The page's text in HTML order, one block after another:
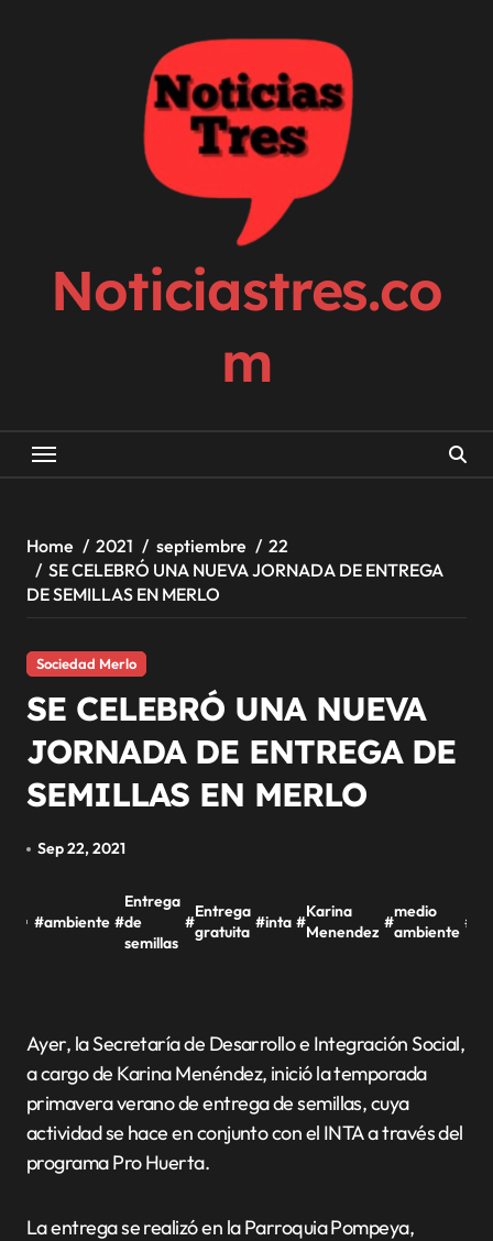
Noticiastres.co
m
Home 2021 septiembre
22
SE CELEBRÓ UNA NUEVA JORNADA DE ENTREGA
DE SEMILLAS EN MERLO
Sociedad Merlo
SE CELEBRÓ UNA NUEVA
JORNADA DE ENTREGA DE
SEMILLAS EN MERLO
Sep 22, 2021
#ambiente #
Entrega
de
semillas
#
Entrega
gratuita
#inta #
Karina
Menendez
#
medio
ambiente
#
Ayer, la Secretaría de Desarrollo e Integración Social,
a cargo de Karina Menéndez, inició la temporada
primavera verano de entrega de semillas, cuya
actividad se hace en conjunto con el INTA a través del
programa Pro Huerta.
La entrega se realizó en la Parroquia Pompeya,